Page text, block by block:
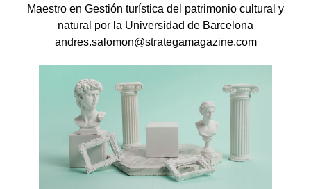
Maestro en Gestión turística del patrimonio cultural y
natural por la Universidad de Barcelona
andres.salomon@strategamagazine.com